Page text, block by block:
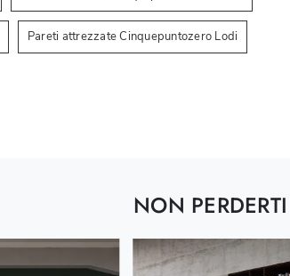
Pareti attrezzate Cinquepuntozero Lodi
NON